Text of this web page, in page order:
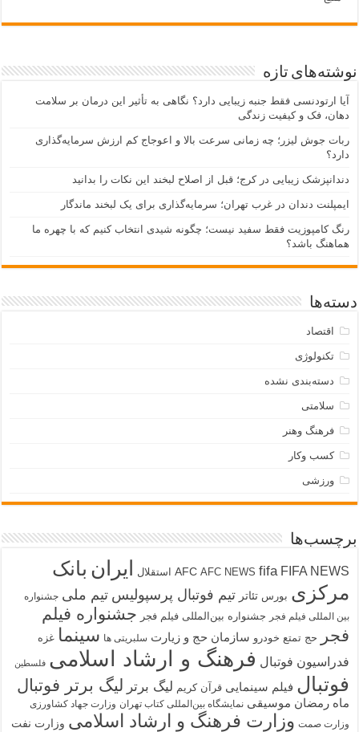
نوشته‌های تازه
آیا ارتودنسی فقط جنبه زیبایی دارد؟ نگاهی به تأثیر این درمان بر سلامت
دهان، فک و کیفیت زندگی
ربات جوش لیزر؛ چه زمانی سرعت بالا و اعوجاج کم ارزش سرمایه‌گذاری
دارد؟
دندانپزشک زیبایی در کرج؛ قبل از اصلاح لبخند این نکات را بدانید
ایمپلنت دندان در غرب تهران؛ سرمایه‌گذاری برای یک لبخند ماندگار
رنگ کامپوزیت فقط سفید نیست؛ چگونه شیدی انتخاب کنیم که با چهره ما
هماهنگ باشد؟
دسته‌ها
اقتصاد
تکنولوژی
دسته‌بندی نشده
سلامتی
فرهنگ وهنر
کسب وکار
ورزشی
برچسب‌ها
AFC AFC NEWS fifa FIFA NEWS استقلال ایران بانک
مرکزی بورس تئاتر تیم فوتبال پرسپولیس تیم ملی جشنواره
بین المللی فیلم فجر جشنواره بین‌المللی فیلم فجر جشنواره فیلم
فجر
حج تمتع خودرو سازمان حج و زیارت سلبریتی ها سینما غزه
فدراسیون فوتبال فرهنگ و ارشاد اسلامی فلسطین
فوتبال فیلم سینمایی قرآن کریم لیگ برتر لیگ برتر فوتبال
ماه رمضان موسیقی نمایشگاه بین‌المللی کتاب تهران وزارت جهاد کشاورزی
وزارت صمت وزارت فرهنگ و ارشاد اسلامی وزارت نفت